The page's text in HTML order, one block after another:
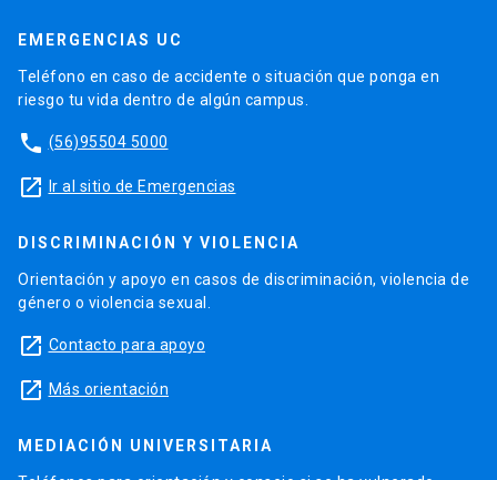
EMERGENCIAS UC
Teléfono en caso de accidente o situación que ponga en
riesgo tu vida dentro de algún campus.
phone (56)95504 5000
launch Ir al sitio de Emergencias
DISCRIMINACIÓN Y VIOLENCIA
Orientación y apoyo en casos de discriminación, violencia de
género o violencia sexual.
launch Contacto para apoyo
launch Más orientación
MEDIACIÓN UNIVERSITARIA